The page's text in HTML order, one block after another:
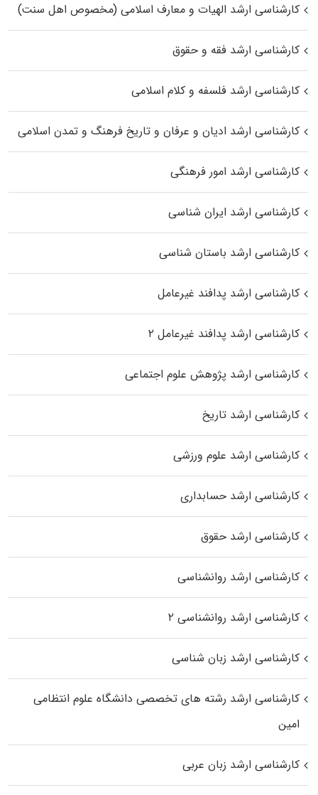
کارشناسی ارشد الهیات و معارف اسلامی (مخصوص اهل سنت)
کارشناسی ارشد فقه و حقوق
کارشناسی ارشد فلسفه و کلام اسلامی
کارشناسی ارشد ادیان و عرفان و تاریخ فرهنگ و تمدن اسلامی
کارشناسی ارشد امور فرهنگی
کارشناسی ارشد ایران شناسی
کارشناسی ارشد باستان شناسی
کارشناسی ارشد پدافند غیرعامل
کارشناسی ارشد پدافند غیرعامل ۲
کارشناسی ارشد پژوهش علوم اجتماعی
کارشناسی ارشد تاریخ
کارشناسی ارشد علوم ورزشی
کارشناسی ارشد حسابداری
کارشناسی ارشد حقوق
کارشناسی ارشد روانشناسی
کارشناسی ارشد روانشناسی ۲
کارشناسی ارشد زبان شناسی
کارشناسی ارشد رﺷﺘﻪ ﻫﺎی تخصصی داﻧﺸﮕﺎه ﻋﻠﻮم انتظامی
اﻣﻴﻦ
کارشناسی ارشد زبان عربی